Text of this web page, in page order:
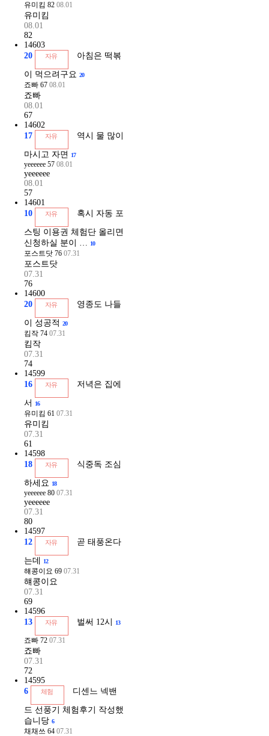
유미킴 82 08.01
유미킴
08.01
82
14603
20
자유 아침은 떡볶
이 먹으려구요 20
죠빠 67 08.01
죠빠
08.01
67
14602
17
자유 역시 물 많이
마시고 자면 17
yeeeeee 57 08.01
yeeeeee
08.01
57
14601
10
자유 혹시 자동 포
스팅 이용권 체험단 올리면
신청하실 분이 … 10
포스트닷 76 07.31
포스트닷
07.31
76
14600
20
자유 영종도 나들
이 성공적 20
킴작 74 07.31
킴작
07.31
74
14599
16
자유 저녁은 집에
서 16
유미킴 61 07.31
유미킴
07.31
61
14598
18
자유 식중독 조심
하세요 18
yeeeeee 80 07.31
yeeeeee
07.31
80
14597
12
자유 곧 태풍온다
는데 12
햬콩이요 69 07.31
햬콩이요
07.31
69
14596
13
자유 벌써 12시 13
죠빠 72 07.31
죠빠
07.31
72
14595
6
체험 디센느 넥밴
드 선풍기 체험후기 작성했
습니당 6
채채쓰 64 07.31